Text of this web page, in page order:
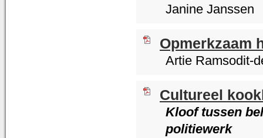
Janine Janssen
Opmerkzaam
Artie Ramsodit-
Cultureel
Kloof tussen
politiewerk